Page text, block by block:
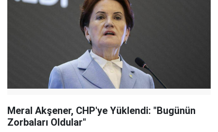
Meral Akşener, CHP'ye Yüklendi: "Bugünün
Zorbaları Oldular"